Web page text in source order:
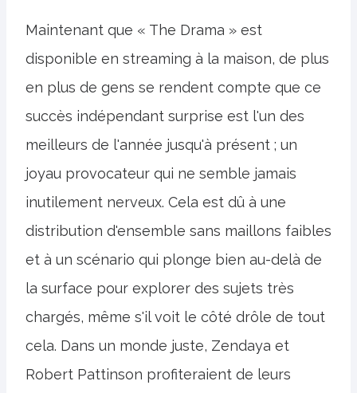
Maintenant que « The Drama » est
disponible en streaming à la maison, de plus
en plus de gens se rendent compte que ce
succès indépendant surprise est l'un des
meilleurs de l'année jusqu'à présent ; un
joyau provocateur qui ne semble jamais
inutilement nerveux. Cela est dû à une
distribution d'ensemble sans maillons faibles
et à un scénario qui plonge bien au-delà de
la surface pour explorer des sujets très
chargés, même s'il voit le côté drôle de tout
cela. Dans un monde juste, Zendaya et
Robert Pattinson profiteraient de leurs